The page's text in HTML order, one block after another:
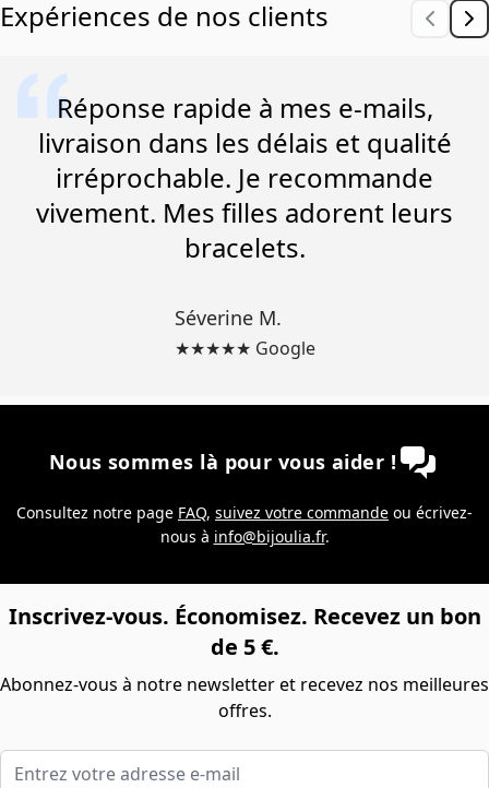
Expériences de nos clients
Réponse rapide à mes e-mails,
livraison dans les délais et qualité
irréprochable. Je recommande
vivement. Mes filles adorent leurs
bracelets.
Séverine M.
★★★★★ Google
Nous sommes là pour vous aider !
Consultez notre page FAQ, suivez votre commande ou écrivez-
nous à info@bijoulia.fr.
Inscrivez-vous. Économisez. Recevez un bon
de 5 €.
Abonnez-vous à notre newsletter et recevez nos meilleures
offres.
Entrez votre adresse e-mail